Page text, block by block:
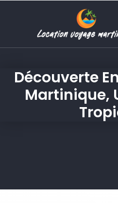
Découverte
Martinique,